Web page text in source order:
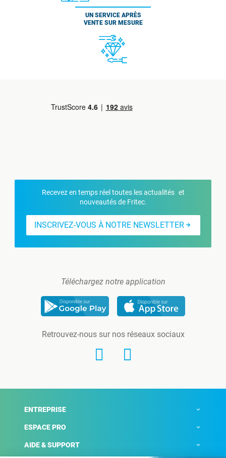
UN SERVICE APRÈS
VENTE SUR MESURE
Recevez en temps réel toutes les actualités et
nouveautés de Fritec.
INSCRIVEZ-VOUS À NOTRE NEWSLETTER
Téléchargez notre application
Retrouvez-nous sur nos réseaux sociaux
ENTREPRISE
ESPACE PRO
AIDE & SUPPORT